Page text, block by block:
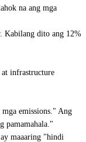
na ang mga
Kabilang dito ang 12%
infrastructure
emissions." Ang
pamamahala."
maaaring "hindi